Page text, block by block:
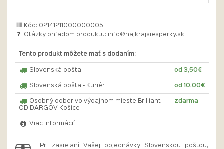
Kód: 02141211000000005
Otázky ohľadom produktu:
info@najkrajsiesperky.sk
Tento produkt môžete mať s dodaním:
Slovenská pošta od 3,50€
Slovenská pošta - Kuriér od 10,00€
Osobný odber vo výdajnom mieste Brilliant
OD DARGOV Košice
zdarma
Viac informácií
Pri zasielaní Vašej objednávky Slovenskou poštou,